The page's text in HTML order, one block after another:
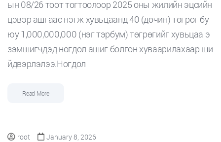
ын 08/26 тоот тогтоолоор 2025 оны жилийн эцсийн
цэвэр ашгаас нэгж хувьцаанд 40 (дөчин) төгрөг бу
юу 1,000,000,000 (нэг тэрбум) төгрөгийг хувьцаа э
зэмшигчдэд ногдол ашиг болгон хуваарилахаар ши
йдвэрлэлээ.Ногдол
Read More
root January 8, 2026